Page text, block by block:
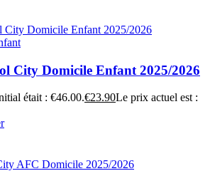
City Domicile Enfant 2025/2026
était : €46.00.€23.90Le prix actuel est :